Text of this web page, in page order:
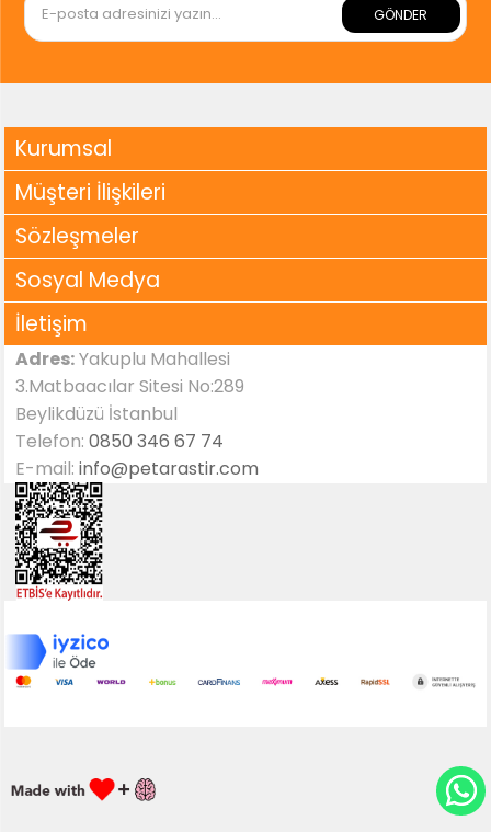
GÖNDER
Kurumsal
Müşteri İlişkileri
Sözleşmeler
Sosyal Medya
İletişim
Adres:Yakuplu Mahallesi
3.Matbaacılar Sitesi No:289
Beylikdüzü İstanbul
Telefon:0850 346 67 74
E-mail:info@petarastir.com